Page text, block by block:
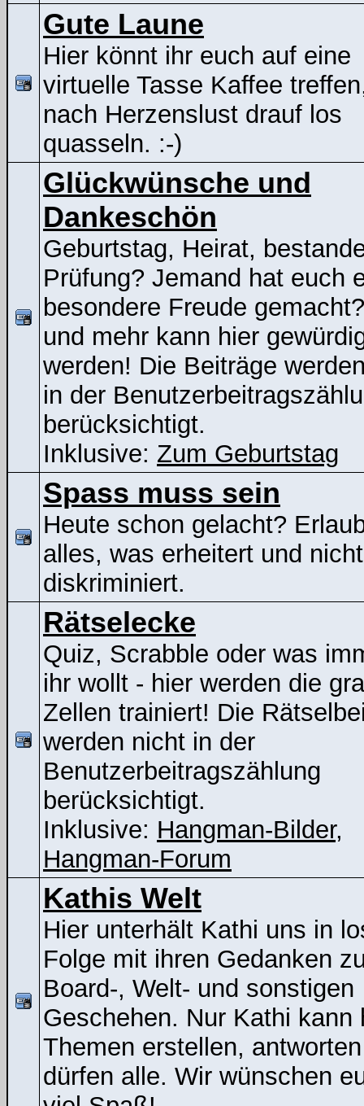
Gute Laune
Hier könnt ihr euch auf eine
virtuelle Tasse Kaffee
nach Herzenslust drauf los
quasseln. :-)
Glückwünsche und
Dankeschön
Geburtstag, Heirat,
Prüfung? Jemand hat euch
besondere Freude
und mehr kann hier
werden! Die Beiträge
in der
berücksichtigt.
Inklusive: Zum Geburtstag
Spass muss sein
Heute schon gelacht?
alles, was erheitert und nicht
diskriminiert.
Rätselecke
Quiz, Scrabble oder was
ihr wollt - hier werden die
Zellen trainiert! Die
werden nicht in der
Benutzerbeitragszählung
berücksichtigt.
Inklusive: Hangman-Bilder,
Hangman-Forum
Kathis Welt
Hier unterhält Kathi uns in
Folge mit ihren Gedanken
Board-, Welt- und sonstigen
Geschehen. Nur Kathi kann
Themen erstellen, antworten
dürfen alle. Wir wünschen